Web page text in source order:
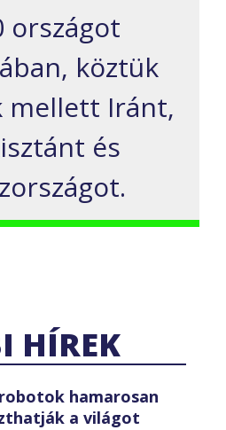
országot
köztük
mellett Iránt,
és
HÍREK
hamarosan
a világot